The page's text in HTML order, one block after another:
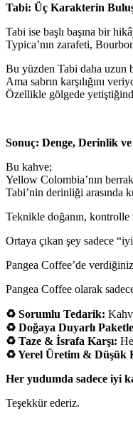
Tabi: Üç Karakterin
Tabi ise başlı başına bir
Typica’nın zarafeti,
Bu yüzden Tabi daha uzun
Ama sabrın karşılığını
Özellikle gölgede
Sonuç: Denge, Derinlik ve
Bu kahve;
Yellow Colombia’nın
Tabi’nin derinliği arasında
Teknikle doğanın,
Ortaya çıkan şey sadece
Pangea Coffee’de
Pangea Coffee olarak
♻️ Sorumlu Tedarik:
♻️ Doğaya Duyarlı
♻️ Taze & İsrafa Karşı:
♻️Yerel Üretim & Düşük
Her yudumda sadece iyi
Teşekkür ederiz.